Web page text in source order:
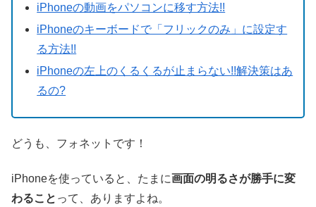
iPhoneの動画をパソコンに移す方法!!
iPhoneのキーボードで「フリックのみ」に設定す
る方法!!
iPhoneの左上のくるくるが止まらない!!解決策はあ
るの?
どうも、フォネットです！
iPhoneを使っていると、たまに画面の明るさが勝手に変
わること って、ありますよね。